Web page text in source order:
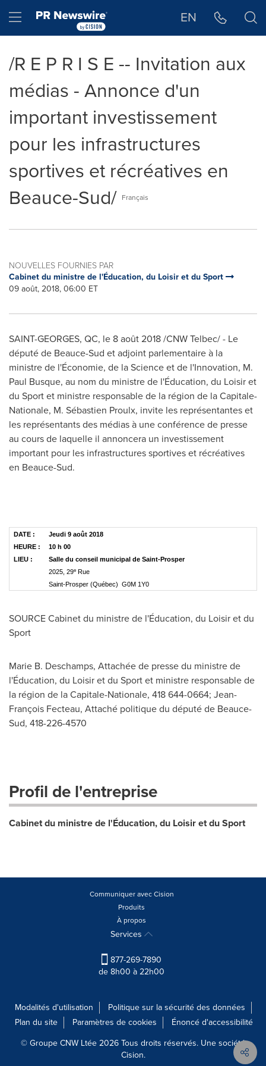
Hamburger menu EN
/R E P R I S E -- Invitation aux
médias - Annonce d'un
important investissement
pour les infrastructures
sportives et récréatives en
Beauce-Sud/ Français
NOUVELLES FOURNIES PAR
Cabinet du ministre de l'Éducation, du Loisir et du Sport
09 août, 2018, 06:00 ET
SAINT-GEORGES, QC, le 8 août 2018 /CNW Telbec/ - Le
député de Beauce-Sud et adjoint parlementaire à la
ministre de l'Économie, de la Science et de l'Innovation, M.
Paul Busque, au nom du ministre de l'Éducation, du Loisir et
du Sport et ministre responsable de la région de la Capitale-
Nationale, M. Sébastien Proulx, invite les représentantes et
les représentants des médias à une conférence de presse
au cours de laquelle il annoncera un investissement
important pour les infrastructures sportives et récréatives
en Beauce-Sud.
DATE :
Jeudi 9 août 2018
HEURE :
10 h 00
LIEU :
Salle du conseil municipal de Saint-Prosper
2025, 29e Rue
Saint-Prosper (Québec) G0M 1Y0
SOURCE Cabinet du ministre de l'Éducation, du Loisir et du
Sport
Marie B. Deschamps, Attachée de presse du ministre de
l'Éducation, du Loisir et du Sport et ministre responsable de
la région de la Capitale-Nationale, 418 644-0664; Jean-
François Fecteau, Attaché politique du député de Beauce-
Sud, 418-226-4570
Profil de l'entreprise
Cabinet du ministre de l'Éducation, du Loisir et du Sport
Communiquer avec Cision
Produits
À propos
Services
877-269-7890
de 8h00 à 22h00
Modalités d'utilisation
Politique sur la sécurité des données
Plan du site
Paramètres de cookies
Énoncé d'accessibilité
© Groupe CNW Ltée 2026 Tous droits réservés. Une société
Cision.